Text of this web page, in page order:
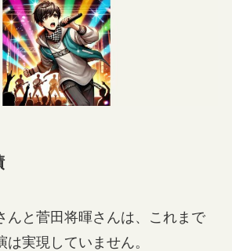
んと菅田将暉さんは、これまで
実現していません。